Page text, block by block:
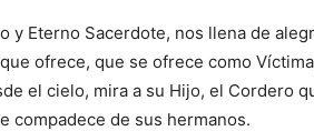
y Eterno Sacerdote, nos llena de
ofrece, que se ofrece como
el cielo, mira a su Hijo, el Cordero
compadece de sus hermanos.